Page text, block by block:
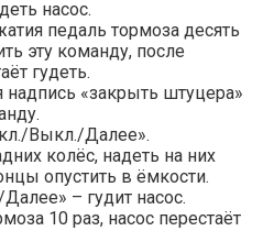
насос.
педаль тормоза десять
эту команду, после
гудеть.
надпись «закрыть штуцера»
Выкл./Далее».
колёс, надеть на них
опустить в ёмкости.
– гудит насос.
10 раз, насос перестаёт